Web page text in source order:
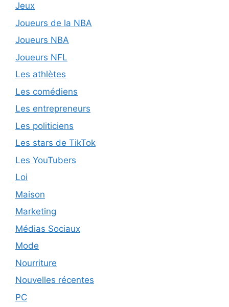
Jeux
Joueurs de la NBA
Joueurs NBA
Joueurs NFL
Les athlètes
Les comédiens
Les entrepreneurs
Les politiciens
Les stars de TikTok
Les YouTubers
Loi
Maison
Marketing
Médias Sociaux
Mode
Nourriture
Nouvelles récentes
PC